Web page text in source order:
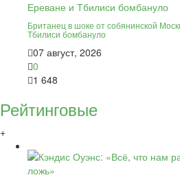
Британец в шоке от собянинской
Тбилиси бомбануло
07 август, 2026
0
1 648
Рейтинговые
+